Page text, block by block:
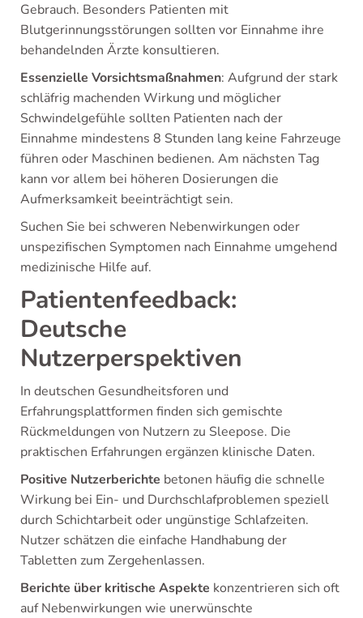
Gebrauch. Besonders Patienten mit
Blutgerinnungsstörungen sollten vor Einnahme ihre
behandelnden Ärzte konsultieren.
Essenzielle Vorsichtsmaßnahmen: Aufgrund der stark
schläfrig machenden Wirkung und möglicher
Schwindelgefühle sollten Patienten nach der
Einnahme mindestens 8 Stunden lang keine Fahrzeuge
führen oder Maschinen bedienen. Am nächsten Tag
kann vor allem bei höheren Dosierungen die
Aufmerksamkeit beeinträchtigt sein.
Suchen Sie bei schweren Nebenwirkungen oder
unspezifischen Symptomen nach Einnahme umgehend
medizinische Hilfe auf.
Patientenfeedback:
Deutsche
Nutzerperspektiven
In deutschen Gesundheitsforen und
Erfahrungsplattformen finden sich gemischte
Rückmeldungen von Nutzern zu Sleepose. Die
praktischen Erfahrungen ergänzen klinische Daten.
Positive Nutzerberichte betonen häufig die schnelle
Wirkung bei Ein- und Durchschlafproblemen speziell
durch Schichtarbeit oder ungünstige Schlafzeiten.
Nutzer schätzen die einfache Handhabung der
Tabletten zum Zergehenlassen.
Berichte über kritische Aspekte konzentrieren sich oft
auf Nebenwirkungen wie unerwünschte